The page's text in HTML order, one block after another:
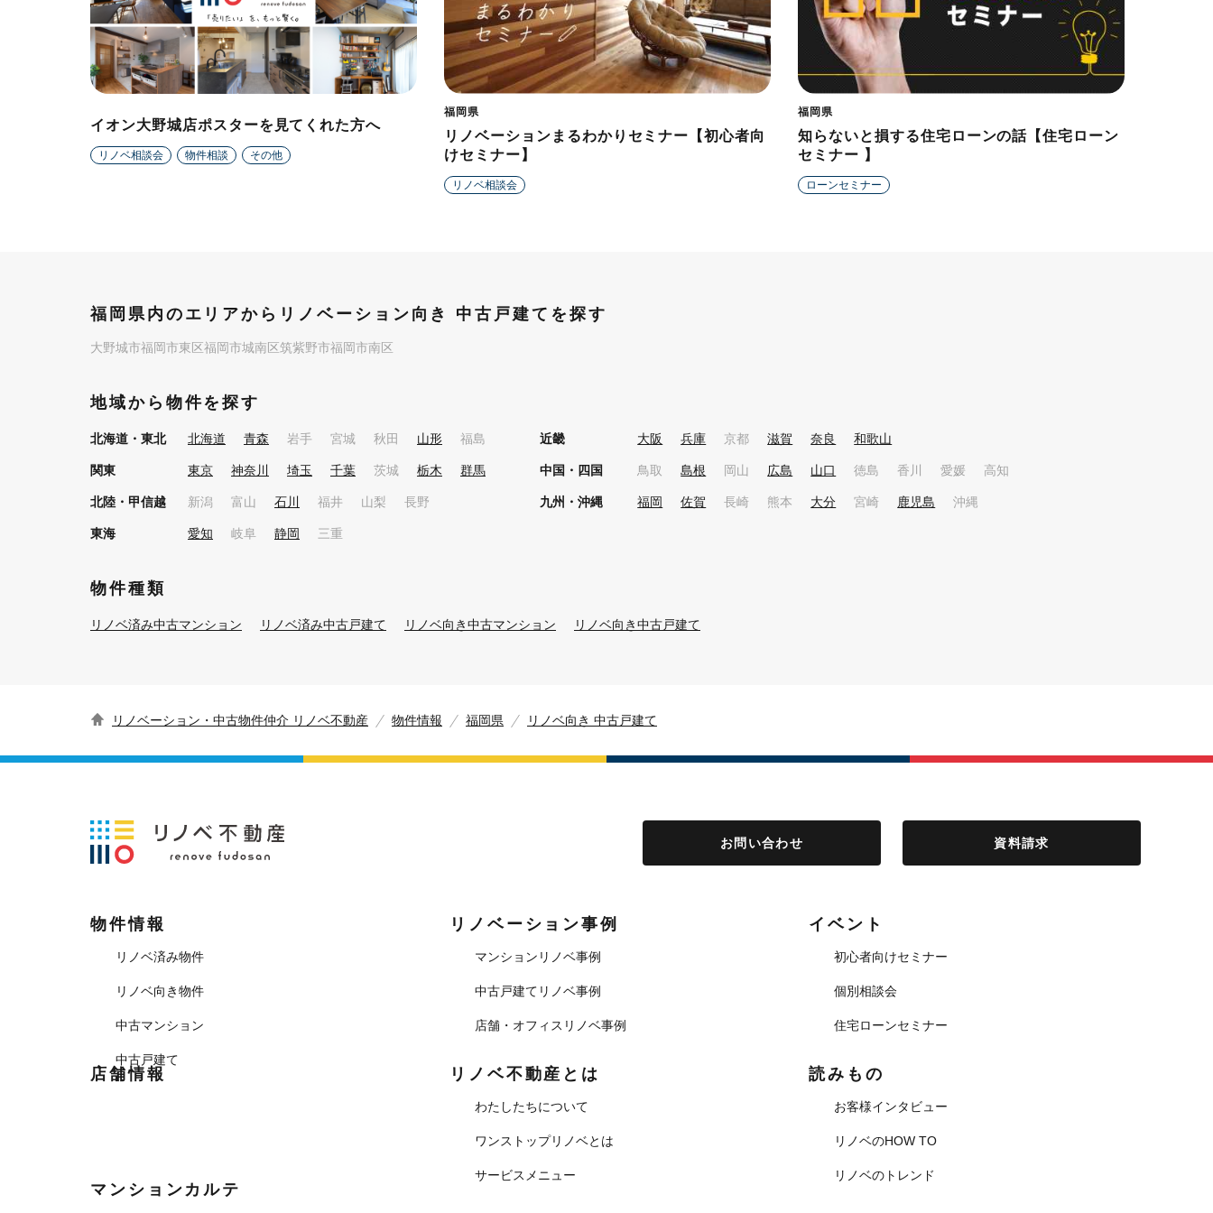
イオン大野城店ポスターを見てくれた方へ
リノベ相談会 物件相談 その他
福岡県
リノベーションまるわかりセミナー【初心者向
けセミナー】
リノベ相談会
福岡県
知らないと損する住宅ローンの話【住宅ローン
セミナー 】
ローンセミナー
福岡県内のエリアからリノベーション向き 中古戸建てを探す
大野城市福岡市東区福岡市城南区筑紫野市福岡市南区
地域から物件を探す
北海道・東北 北海道 青森 岩手 宮城 秋田 山形 福島
関東 東京 神奈川 埼玉 千葉 茨城 栃木 群馬
北陸・甲信越 新潟 富山 石川 福井 山梨 長野
東海 愛知 岐阜 静岡 三重
近畿 大阪 兵庫 京都 滋賀 奈良 和歌山
中国・四国 鳥取 島根 岡山 広島 山口 徳島 香川 愛媛 高知
九州・沖縄 福岡 佐賀 長崎 熊本 大分 宮崎 鹿児島 沖縄
物件種類
リノベ済み中古マンション リノベ済み中古戸建て リノベ向き中古マンション リノベ向き中古戸建て
リノベーション・中古物件仲介 リノベ不動産 物件情報 福岡県 リノベ向き 中古戸建て
お問い合わせ 資料請求
物件情報
リノベ済み物件
リノベ向き物件
中古マンション
中古戸建て
リノベーション事例
マンションリノベ事例
中古戸建てリノベ事例
店舗・オフィスリノベ事例
イベント
初心者向けセミナー
個別相談会
住宅ローンセミナー
店舗情報 リノベ不動産とは
わたしたちについて
ワンストップリノベとは
サービスメニュー
読みもの
お客様インタビュー
リノベのHOW TO
リノベのトレンド
マンションカルテ